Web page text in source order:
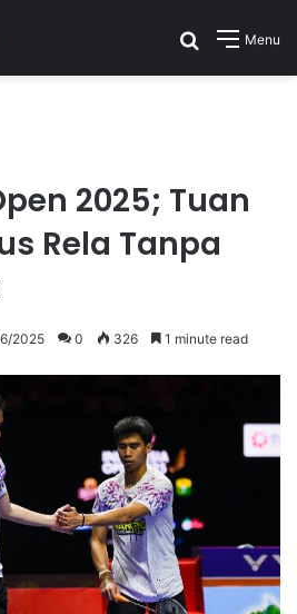
Menu
Search for
2025; Tuan
Rela Tanpa
2025 0 326 1 minute read